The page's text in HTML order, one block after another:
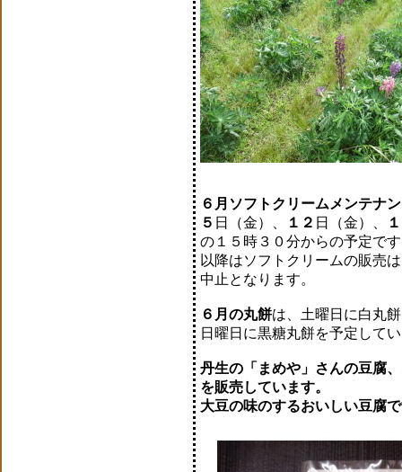
６月ソフトクリームメンテナ
５ 日（金）、 １２ 日（金）、
の１５時３０分からの予定で
以降はソフトクリームの販売は
中止となります。
６月の丸餅は、土曜日に白丸餅
日曜日に黒糖丸餅を予定して
丹生の「まめや」さんの豆腐
を販売しています。
大豆の味のするおいしい豆腐